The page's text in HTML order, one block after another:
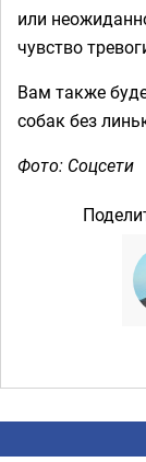
или
чувство
Вам также
собак без
Фото: Соцсети